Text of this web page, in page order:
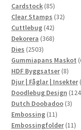
produkter
Cardstock 8585
produkter
Clear Stamps 3232
Cuttlebug 4242
produkter
Dekorera 368368
Dies 25032503
produkter
Gummiapans Maskot
HDF Byggsatser 88
Djur | Fåglar | Insekter
Doodlebug Design 124
Dutch Doobadoo 33
Embossing 1111
produkter
Embossingfolder 1111